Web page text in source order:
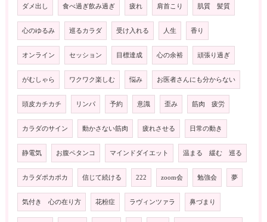
ダメ出し 食べ過ぎ飲み過ぎ 疲れ 肩首こり 肌質 髪質
心のゆるみ 巡るカラダ 受け入れる 人生 香り
オンライン セッション 目標達成 心の余裕 頑張り過ぎ
がむしゃら ワクワク楽しむ 悩み お医者さんにも分からない
頭皮カチカチ リンパ 予約 意識 歪み 筋肉 疲労
カラダのサイン 動かさない筋肉 疲れさせる 日常の動き
静電気 お腹ペタンコ マインドダイエット 温まる 緩む 巡る
カラダポカポカ 信じて続ける 222 zoom会 勉強会 夢
気付き 心の在り方 花粉症 ラヴィンツァラ 鼻づまり